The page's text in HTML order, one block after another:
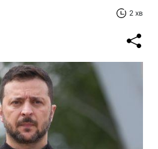
2 хв